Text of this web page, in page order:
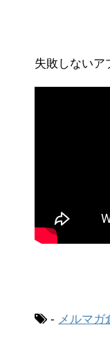
失敗しないア
- メルマガ